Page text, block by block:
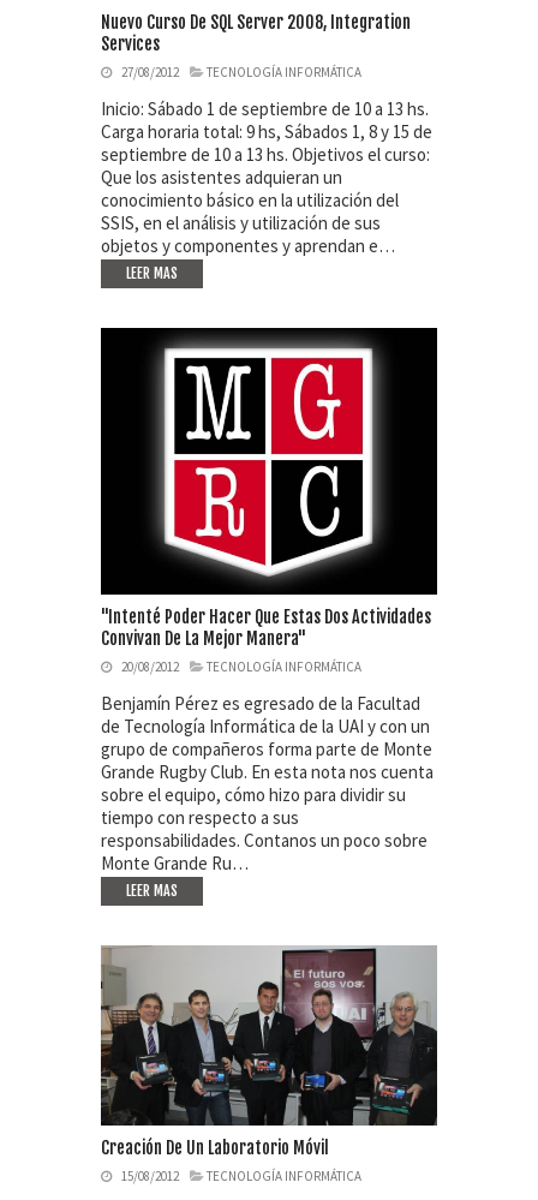
Nuevo Curso De SQL Server 2008, Integration
Services
27/08/2012 TECNOLOGÍA INFORMÁTICA
Inicio: Sábado 1 de septiembre de 10 a 13 hs.
Carga horaria total: 9 hs, Sábados 1, 8 y 15 de
septiembre de 10 a 13 hs. Objetivos el curso:
Que los asistentes adquieran un
conocimiento básico en la utilización del
SSIS, en el análisis y utilización de sus
objetos y componentes y aprendan e…
LEER MAS
"Intenté Poder Hacer Que Estas Dos Actividades
Convivan De La Mejor Manera"
20/08/2012 TECNOLOGÍA INFORMÁTICA
Benjamín Pérez es egresado de la Facultad
de Tecnología Informática de la UAI y con un
grupo de compañeros forma parte de Monte
Grande Rugby Club. En esta nota nos cuenta
sobre el equipo, cómo hizo para dividir su
tiempo con respecto a sus
responsabilidades. Contanos un poco sobre
Monte Grande Ru…
LEER MAS
Creación De Un Laboratorio Móvil
15/08/2012 TECNOLOGÍA INFORMÁTICA